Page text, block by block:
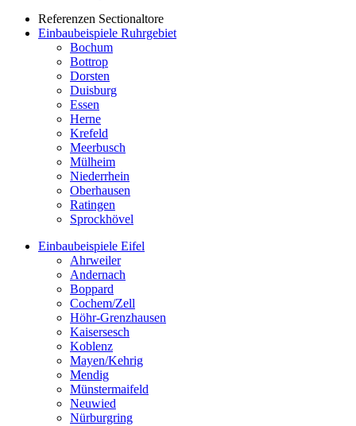
Referenzen Sectionaltore
Einbaubeispiele Ruhrgebiet
Bochum
Bottrop
Dorsten
Duisburg
Essen
Herne
Krefeld
Meerbusch
Mülheim
Niederrhein
Oberhausen
Ratingen
Sprockhövel
Einbaubeispiele Eifel
Ahrweiler
Andernach
Boppard
Cochem/Zell
Höhr-Grenzhausen
Kaisersesch
Koblenz
Mayen/Kehrig
Mendig
Münstermaifeld
Neuwied
Nürburgring